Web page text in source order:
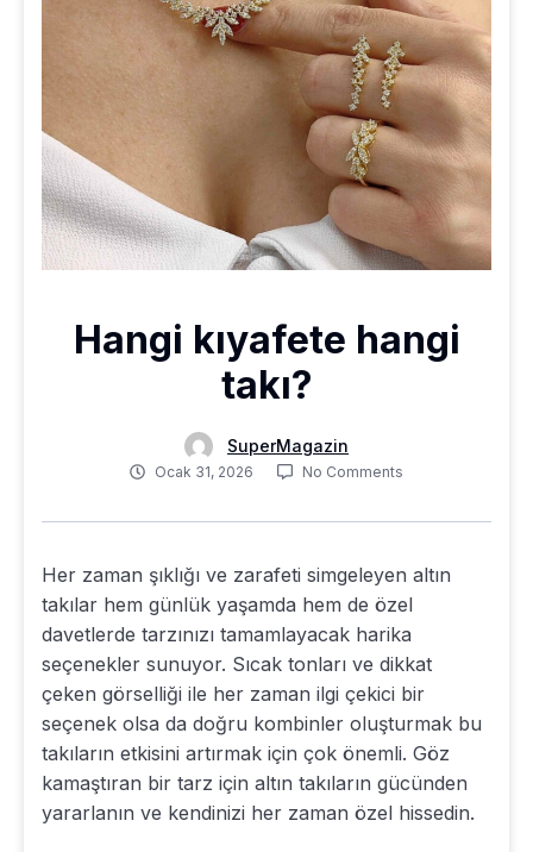
Hangi kıyafete hangi
takı?
SuperMagazin
Ocak 31, 2026 No Comments
Her zaman şıklığı ve zarafeti simgeleyen altın
takılar hem günlük yaşamda hem de özel
davetlerde tarzınızı tamamlayacak harika
seçenekler sunuyor. Sıcak tonları ve dikkat
çeken görselliği ile her zaman ilgi çekici bir
seçenek olsa da doğru kombinler oluşturmak bu
takıların etkisini artırmak için çok önemli. Göz
kamaştıran bir tarz için altın takıların gücünden
yararlanın ve kendinizi her zaman özel hissedin.